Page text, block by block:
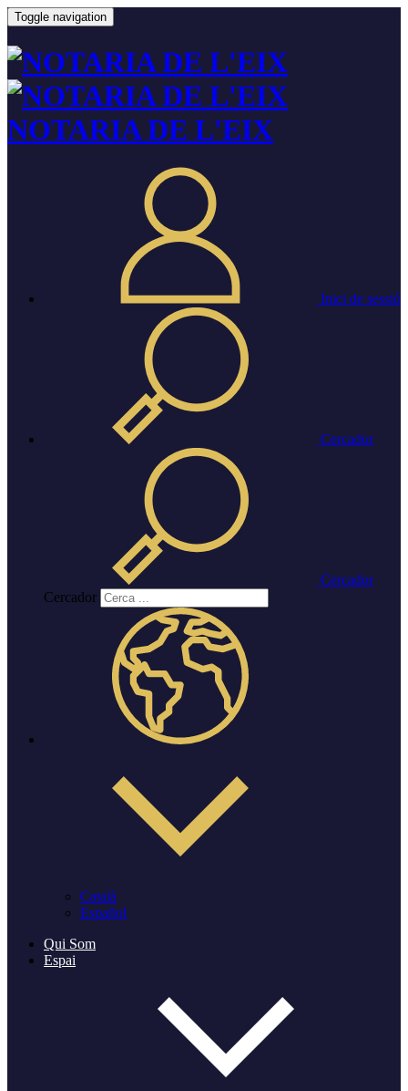
Toggle navigation
NOTARIA DE L'EIX
Inici de sessió
Cercador
Cercador
Cercador
Català
Español
Qui Som
Espai